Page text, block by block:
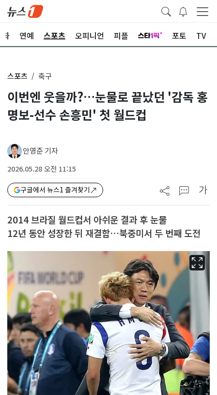
화 연예 스포츠 오피니언 피플 포토 TV
스포츠 축구
이번엔 웃을까?…눈물로 끝났던 '감독 홍
명보-선수 손흥민' 첫 월드컵
안영준 기자
2026.05.28 오전 11:15
구글에서 뉴스1 즐겨찾기 가
2014 브라질 월드컵서 아쉬운 결과 후 눈물
12년 동안 성장한 뒤 재결합…북중미서 두 번째 도전